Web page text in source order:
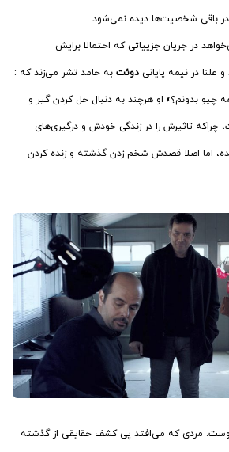
باقی شخصیت‌ها دیده نمی‌شود.
در جریان جزییاتی که احتمالا برایش
علنا در نیمه پایانی دوئت به حامد تشر می‌زند که :
چیو بدونم؟» او هرچند به دنبال حل کردن گیر و
تاثیرش را در زندگی خودش و درگیری‌های
اما اصلا قصدش شخم زدن گذشته و زنده کردن
مردی که می‌افتد پی کشف حقایقی از گذشته